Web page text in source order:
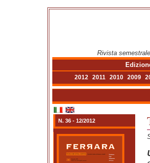
Rivista
2012 2011 2010 2009
N. 36 - 12/2012